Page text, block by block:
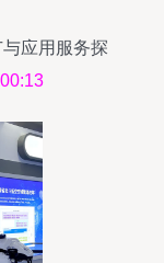
应用服务探